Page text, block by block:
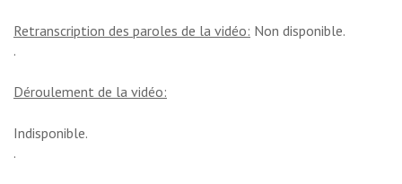
Retranscription des paroles de la vidéo: Non disponible.
.
Déroulement de la vidéo:
Indisponible.
.